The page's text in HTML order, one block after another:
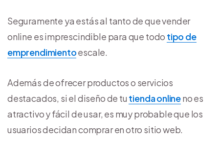
Seguramente ya estás al tanto de que vender
online es imprescindible para que todo tipo de
emprendimientoescale.
Además de ofrecer productos o servicios
destacados, si el diseño de tu tienda onlineno es
atractivo y fácil de usar, es muy probable que los
usuarios decidan comprar en otro sitio web.